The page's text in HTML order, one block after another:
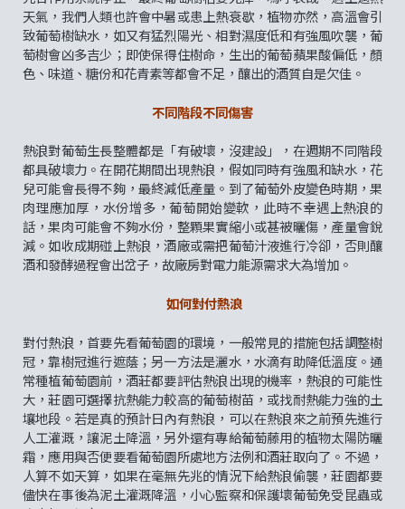
天氣，我們人類也許會中暑或患上熱衰歇，植物亦然，高溫會引
致葡萄樹缺水，如又有猛烈陽光、相對濕度低和有強風吹襲，葡
萄樹會凶多吉少；即使保得住樹命，生出的葡萄蘋果酸偏低，顏
色、味道、糖份和花青素等都會不足，釀出的酒質自是欠佳。
不同階段不同傷害
熱浪對葡萄生長整體都是「有破壞，沒建設」，在週期不同階段
都具破壞力。在開花期間出現熱浪，假如同時有強風和缺水，花
兒可能會長得不夠，最終減低產量。到了葡萄外皮變色時期，果
肉理應加厚，水份增多，葡萄開始變軟，此時不幸遇上熱浪的
話，果肉可能會不夠水份，整顆果實縮小或甚被曬傷，產量會銳
減。如收成期碰上熱浪，酒廠或需把葡萄汁液進行冷卻，否則釀
酒和發酵過程會出岔子，故廠房對電力能源需求大為增加。
如何對付熱浪
對付熱浪，首要先看葡萄園的環境，一般常見的措施包括調整樹
冠，靠樹冠進行遮蔭；另一方法是灑水，水滴有助降低溫度。通
常種植葡萄園前，酒莊都要評估熱浪出現的機率，熱浪的可能性
大，莊園可選擇抗熱能力較高的葡萄樹苗，或找耐熱能力強的土
壤地段。若是真的預計日內有熱浪，可以在熱浪來之前預先進行
人工灌溉，讓泥土降溫，另外還有專給葡萄藤用的植物太陽防曬
霜，應用與否便要看葡萄園所處地方法例和酒莊取向了。不過，
人算不如天算，如果在毫無先兆的情況下給熱浪偷襲，莊園都要
儘快在事後為泥土灌溉降溫，小心監察和保護壞葡萄免受昆蟲或